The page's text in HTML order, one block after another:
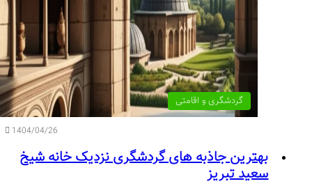
گردشگری و اقامتی
1404/04/26
بهترین جاذبه های گردشگری نزدیک خانه شیخ
سعید تبریز